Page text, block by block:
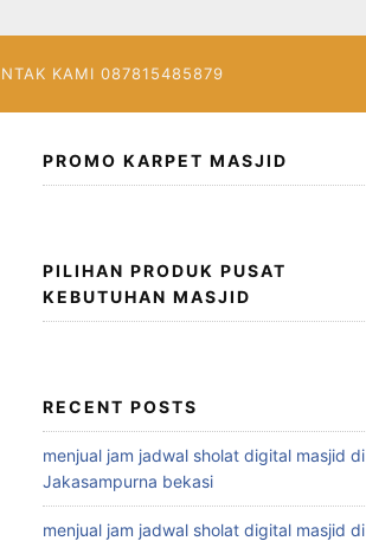
KAMI 087815485879
PROMO KARPET MASJID
PILIHAN PRODUK PUSAT
KEBUTUHAN MASJID
RECENT POSTS
menjual jam jadwal sholat digital masjid di
Jakasampurna bekasi
menjual jam jadwal sholat digital masjid di